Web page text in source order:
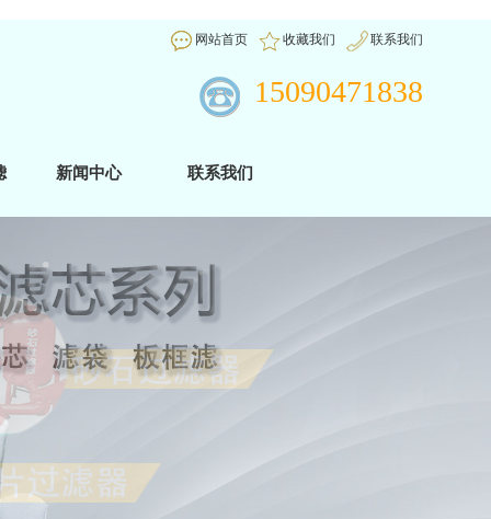
网站首页 收藏我们 联系我们
15090471838
新闻中心 联系我们